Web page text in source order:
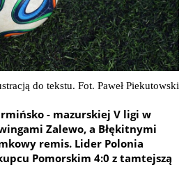
do tekstu. Fot. Paweł Piekutowski
- mazurskiej V ligi w
Zalewo, a Błękitnymi
remis. Lider Polonia
Pomorskim 4:0 z tamtejszą